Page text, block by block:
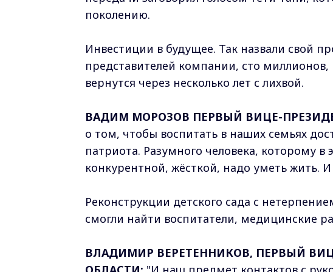
поколению.
Инвестиции в будущее. Так назвали свой
представителей компании, сто
вернутся через несколько лет с лихвой.
ВАДИМ МОРОЗОВ ПЕРВЫЙ ВИЦЕ-
о том, чтобы воспитать в наших семьях
патриота. Разумного человека, которому
конкурентной, жёсткой, надо уметь жить.
Реконструкции детского сада с
смогли найти воспитатели, медицинские
ВЛАДИМИР ВЕРЕТЕННИКОВ, ПЕРВЫЙ